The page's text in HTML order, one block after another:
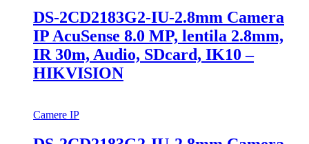
DS-2CD2183G2-IU-2.8mm Camera
IP AcuSense 8.0 MP, lentila 2.8mm,
IR 30m, Audio, SDcard, IK10 –
HIKVISION
Camere IP